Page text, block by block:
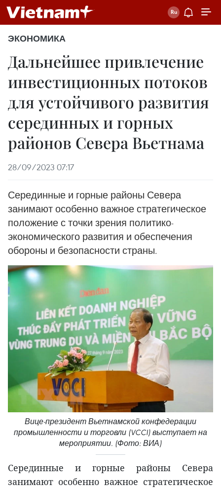
ЭКОНОМИКА
Дальнейшее привлечение
инвестиционных потоков
для устойчивого развития
серединных и горных
районов Севера Вьетнама
28/09/2023 07:17
Серединные и горные районы Севера
занимают особенно важное стратегическое
положение с точки зрения политико-
экономического развития и обеспечения
обороны и безопасности страны.
Вице-президент Вьетнамской конфедерации
промышленности и торговли (VCCI) выступает на
мероприятии. (Фото: ВИА)
Серединные и горные районы Севера
занимают особенно важное стратегическое